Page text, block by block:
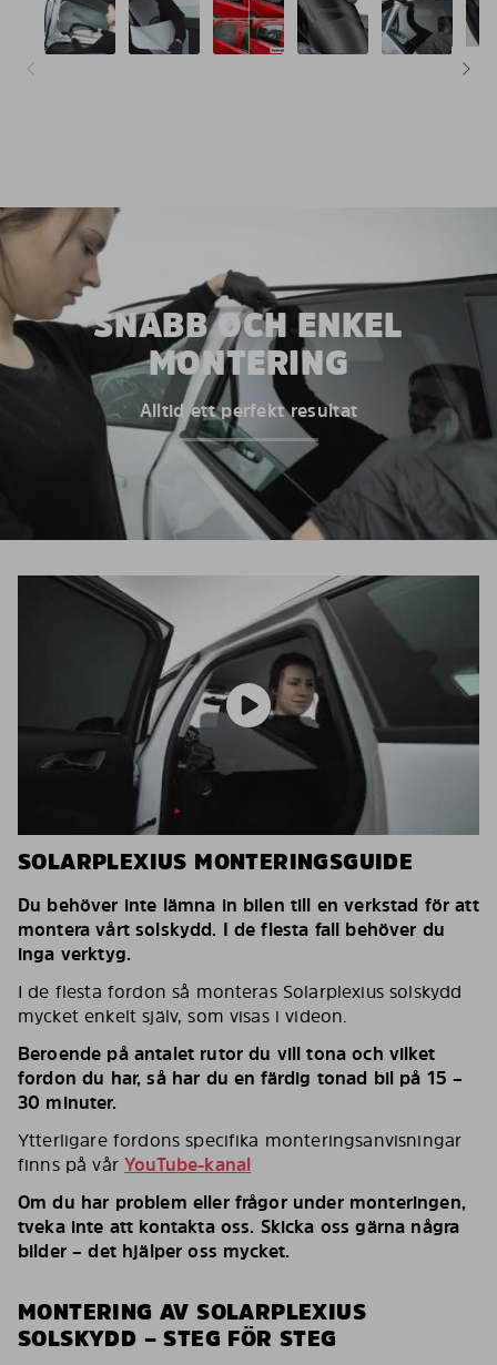
SNABB OCH ENKEL
MONTERING
Alltid ett perfekt resultat
SOLARPLEXIUS MONTERINGSGUIDE
Du behöver inte lämna in bilen till en verkstad för att
montera vårt solskydd. I de flesta fall behöver du
inga verktyg.
I de flesta fordon så monteras Solarplexius solskydd
mycket enkelt själv, som visas i videon.
Beroende på antalet rutor du vill tona och vilket
fordon du har, så har du en färdig tonad bil på 15 –
30 minuter.
Ytterligare fordons specifika monteringsanvisningar
finns på vårYouTube-kanal
Om du har problem eller frågor under monteringen,
tveka inte att kontakta oss. Skicka oss gärna några
bilder – det hjälper oss mycket.
MONTERING AV SOLARPLEXIUS
SOLSKYDD – STEG FÖR STEG